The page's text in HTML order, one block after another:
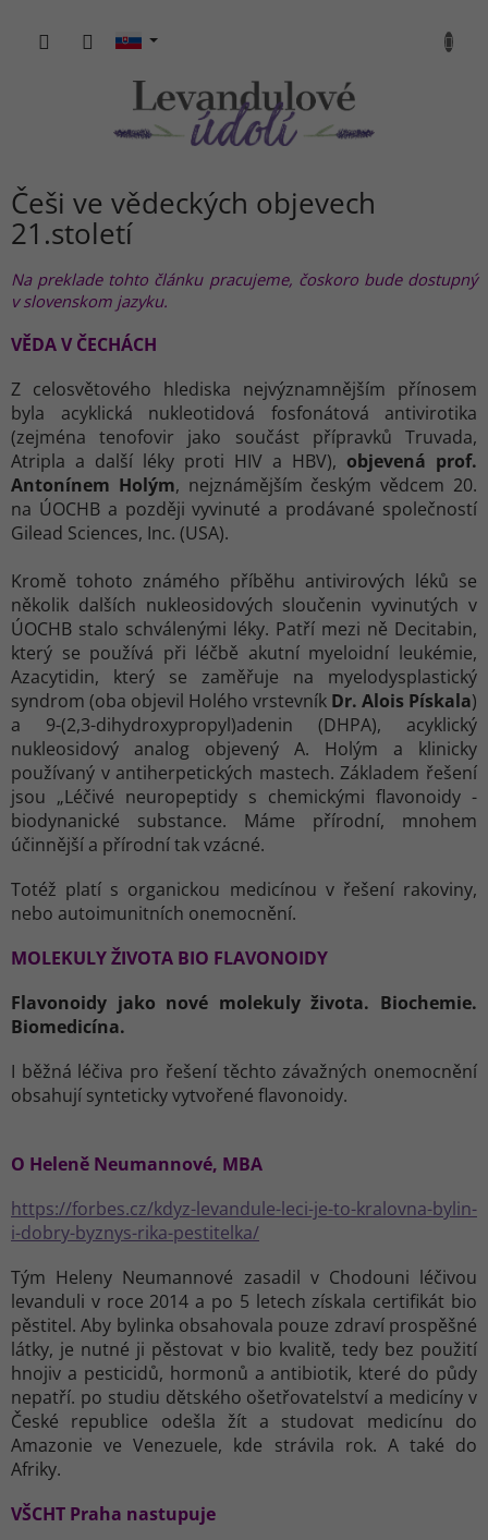
obsah
KOŠÍK
Češi ve vědeckých objevech
21.století
Na preklade tohto článku pracujeme, čoskoro bude dostupný
v slovenskom jazyku.
VĚDA V ČECHÁCH
Z celosvětového hlediska nejvýznamnějším přínosem
byla acyklická nukleotidová fosfonátová antivirotika
(zejména tenofovir jako součást přípravků Truvada,
Atripla a další léky proti HIV a HBV), objevená prof.
Antonínem Holým, nejznámějším českým vědcem 20.
na ÚOCHB a později vyvinuté a prodávané společností
Gilead Sciences, Inc. (USA).
Kromě tohoto známého příběhu antivirových léků se
několik dalších nukleosidových sloučenin vyvinutých v
ÚOCHB stalo schválenými léky. Patří mezi ně Decitabin,
který se používá při léčbě akutní myeloidní leukémie,
Azacytidin, který se zaměřuje na myelodysplastický
syndrom (oba objevil Holého vrstevník Dr. Alois Pískala)
a 9-(2,3-dihydroxypropyl)adenin (DHPA), acyklický
nukleosidový analog objevený A. Holým a klinicky
používaný v antiherpetických mastech. Základem řešení
jsou „Léčivé neuropeptidy s chemickými flavonoidy -
biodynanické substance. Máme přírodní, mnohem
účinnější a přírodní tak vzácné.
Totéž platí s organickou medicínou v řešení rakoviny,
nebo autoimunitních onemocnění.
MOLEKULY ŽIVOTA BIO FLAVONOIDY
Flavonoidy jako nové molekuly života. Biochemie.
Biomedicína.
I běžná léčiva pro řešení těchto závažných onemocnění
obsahují synteticky vytvořené flavonoidy.
O Heleně Neumannové, MBA
https://forbes.cz/kdyz-levandule-leci-je-to-kralovna-bylin-
i-dobry-byznys-rika-pestitelka/
Tým Heleny Neumannové zasadil v Chodouni léčivou
levanduli v roce 2014 a po 5 letech získala certifikát bio
pěstitel. Aby bylinka obsahovala pouze zdraví prospěšné
látky, je nutné ji pěstovat v bio kvalitě, tedy bez použití
hnojiv a pesticidů, hormonů a antibiotik, které do půdy
nepatří. po studiu dětského ošetřovatelství a medicíny v
České republice odešla žít a studovat medicínu do
Amazonie ve Venezuele, kde strávila rok. A také do
Afriky.
VŠCHT Praha nastupuje